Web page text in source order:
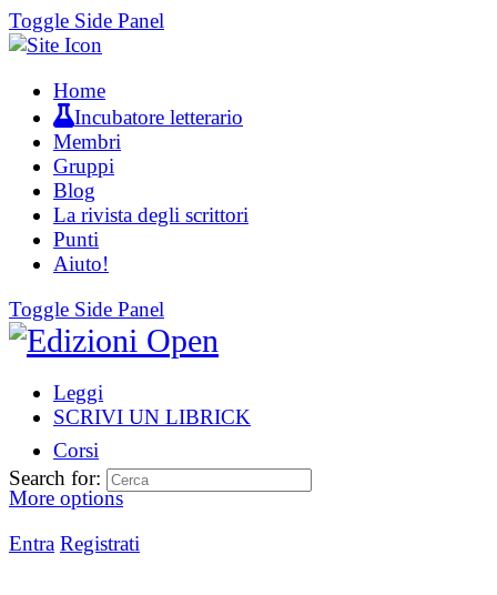
Toggle Side Panel
Home
Incubatore letterario
Membri
Gruppi
Blog
La rivista degli scrittori
Punti
Aiuto!
Toggle Side Panel
Leggi
SCRIVI UN LIBRICK
Corsi
More options
Entra Registrati
Search for: